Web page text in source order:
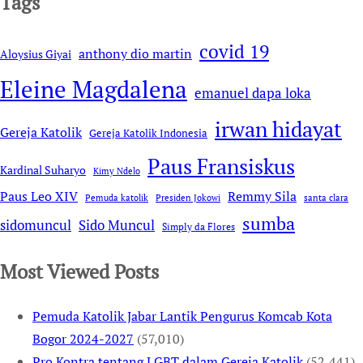
Aloysius Giyai anthony dio martin covid 19
Eleine Magdalena emanuel dapa loka
Gereja Katolik Gereja Katolik Indonesia irwan hidayat
Kardinal Suharyo Kimy Ndelo Paus Fransiskus
Paus Leo XIV Pemuda katolik Presiden Jokowi Remmy Sila santa clara
sidomuncul Sido Muncul Simply da Flores sumba
Most Viewed Posts
Pemuda Katolik Jabar Lantik Pengurus Komcab Kota
Bogor 2024-2027 (57,010)